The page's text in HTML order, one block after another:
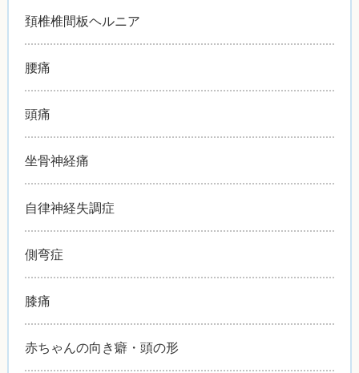
頚椎椎間板ヘルニア
腰痛
頭痛
坐骨神経痛
自律神経失調症
側弯症
膝痛
赤ちゃんの向き癖・頭の形